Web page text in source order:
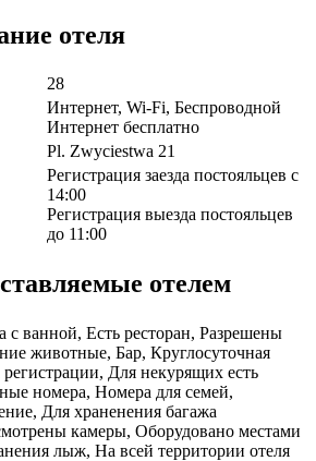
отеля
28
Интернет, Wi-Fi, Беспроводной
Интернет бесплатно
Pl. Zwyciestwa 21
Регистрация заезда постояльцев с
14:00
Регистрация выезда постояльцев
до 11:00
отелем
с ванной, Есть ресторан, Разрешены
животные, Бар, Круглосуточная
регистрации, Для некурящих есть
номера, Номера для семей,
Для храненения багажа
камеры, Оборудовано местами
лыж, На всей территории отеля